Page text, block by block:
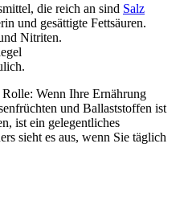
die reich an sind Salz
und gesättigte Fettsäuren.
Nitriten.
Wenn Ihre Ernährung
und Ballaststoffen ist
ist ein gelegentliches
sieht es aus, wenn Sie täglich